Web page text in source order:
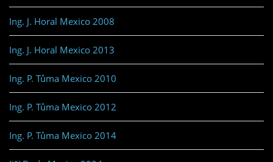
Ing. J. Horal Mexico 2008
Ing. J. Horal Mexico 2013
Ing. P. Tůma Mexico 2010
Ing. P. Tůma Mexico 2012
Ing. P. Tůma Mexico 2014